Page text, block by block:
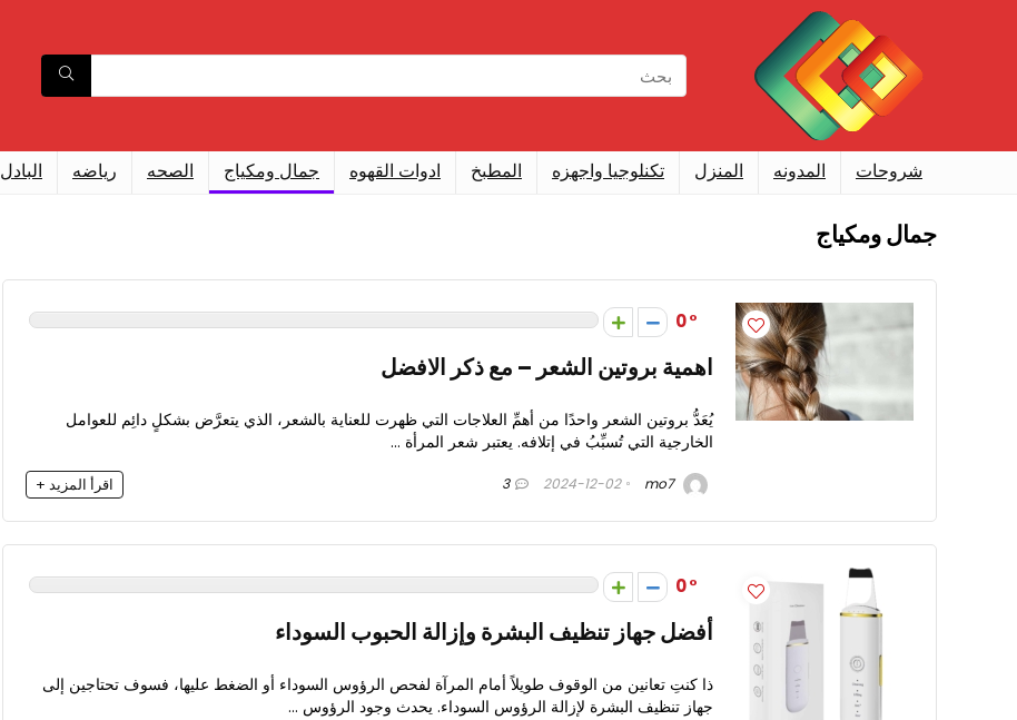
شروحات المدونه المنزل تكنلوجيا واجهزه المطبخ ادوات القهوه جمال ومكياج الصحه رياضه البادل
جمال ومكياج
0
اهمية بروتين الشعر – مع ذكر الافضل
يُعَدُّ بروتين الشعر واحدًا من أهمِّ العلاجات التي ظهرت للعناية بالشعر، الذي يتعرَّض بشكلٍ دائِم للعوامل
الخارجية التي تُسبِّبُ في إتلافه. يعتبر شعر المرأة ...
mo7
2024-12-02
3 اقرأ المزيد +
0
أفضل جهاز تنظيف البشرة وإزالة الحبوب السوداء
ذا كنتِ تعانين من الوقوف طويلاً أمام المرآة لفحص الرؤوس السوداء أو الضغط عليها، فسوف تحتاجين إلى
جهاز تنظيف البشرة لإزالة الرؤوس السوداء. يحدث وجود الرؤوس ...